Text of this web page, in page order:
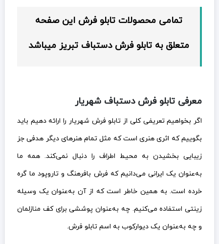
تمامی محصولات تابلو فرش این صفحه
متعلق به تابلو فرش دستباف تبریز میباشد
معرفی تابلو فرش دستباف شهریار
اگر بخواهیم تعریفی کلی از تابلو فرش شهریار را ارائه دهیم باید
بگوییم که اثری هنری است که مثل تمام هنرهای دیگر هدفی جز
زیبایی بخشیدن به محیط اطراف را دنبال نمی‌کند. همه ما
به‌عنوان یک ایرانی می‌دانیم که فرش بافرهنگ و تاروپود ما گره
خرده است. به همین خاطر است که از آن به‌عنوان یک وسیله
زینتی استفاده می‌کنیم. چه به‌عنوان پوششی برای کف منازلمان
و چه به‌عنوان یک دیوارکوب به اسم تابلو فرش.